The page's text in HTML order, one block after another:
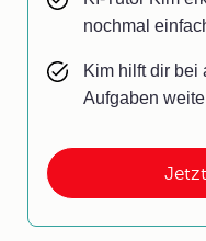
nochmal
Kim hilft dir bei
Aufgaben